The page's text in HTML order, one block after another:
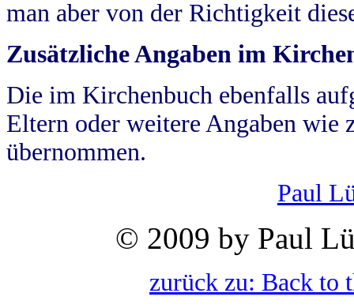
man aber von der Richtigkeit
Zusätzliche Angaben im
Die im Kirchenbuch ebenfalls
Eltern oder weitere Angaben wie
übernommen.
Paul
© 2009 by Paul
zurück zu: Back to